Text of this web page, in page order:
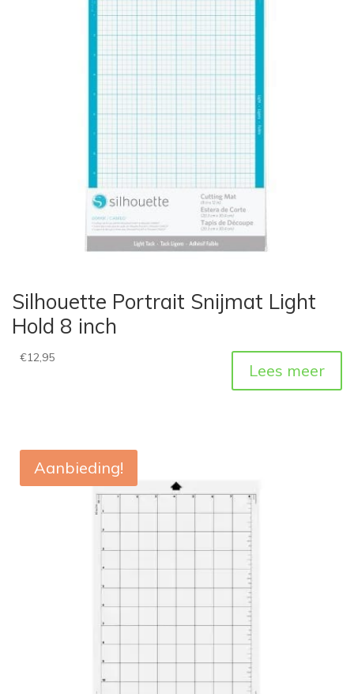
Silhouette Portrait Snijmat Light
Hold 8 inch
€12,95
Lees meer
Aanbieding!